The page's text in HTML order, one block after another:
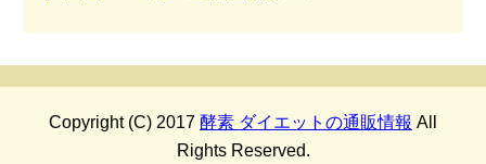
Copyright (C) 2017 酵素 ダイエットの通販情報 All
Rights Reserved.